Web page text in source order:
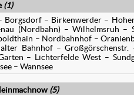
(1)
Borgsdorf – Birkenwerder –
(Nordbahn) – Wilhelmsruh –
– Nordbahnhof –
Bahnhof – Großgörschenstr.
– Lichterfelde West –
– Wannsee
(5)